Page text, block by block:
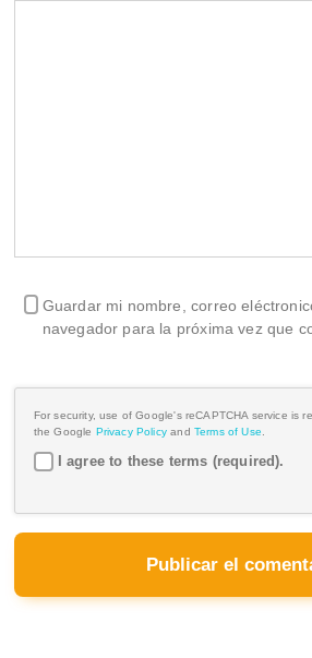
Guardar mi nombre, correo
navegador para la próxima vez que
For security, use of Google's reCAPTCHA service is
the Google Privacy Policy and Terms of Use.
I agree to these terms (required).